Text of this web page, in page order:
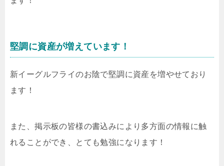
堅調に資産が増えています！
新イーグルフライのお陰で堅調に資産を増やせており
ます！
また、掲示板の皆様の書込みにより多方面の情報に触
れることができ、とても勉強になります！